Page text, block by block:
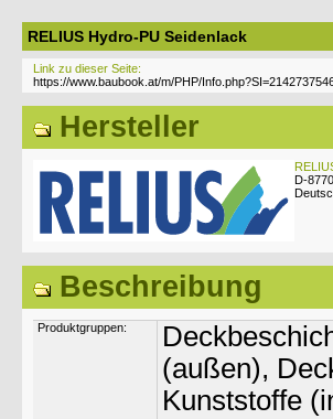
RELIUS Hydro-PU Seidenlack
Link zu dieser Seite:
Hersteller
D-
Beschreibung
Produktgruppen:
(außen),
Kunststoffe